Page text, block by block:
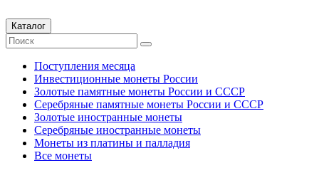
Каталог
Поступления месяца
Инвестиционные монеты России
Золотые памятные монеты России и СССР
Серебряные памятные монеты России и СССР
Золотые иностранные монеты
Серебряные иностранные монеты
Монеты из платины и палладия
Все монеты